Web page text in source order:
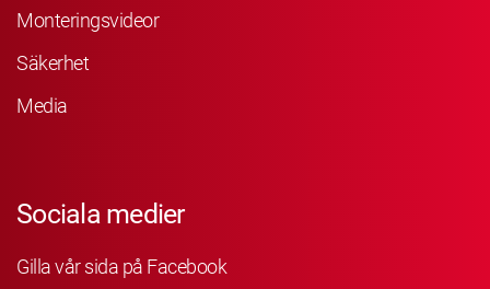
Monteringsvideor
Säkerhet
Media
Sociala medier
Gilla vår sida på Facebook